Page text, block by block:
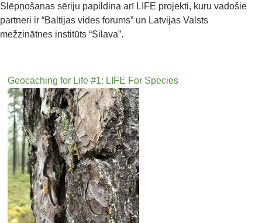
Slēpņošanas sēriju papildina arī LIFE projekti, kuru vadošie
partneri ir “Baltijas vides forums” un Latvijas Valsts
mežzinātnes institūts “Silava”.
Geocaching for Life #1: LIFE For Species